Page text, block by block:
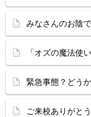
みなさんのお陰で
「オズの魔法使
緊急事態？どう
ご来校ありがと